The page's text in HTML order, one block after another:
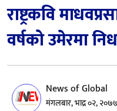
राष्ट्रकवि
वर्षको उमेरमा
News of Global
मंगलबार, भाद्र ०२, २०७७